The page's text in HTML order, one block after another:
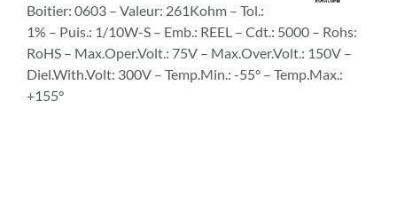
Boitier: 0603 – Valeur: 261Kohm – Tol.:
1% – Puis.: 1/10W-S – Emb.: REEL – Cdt.: 5000 – Rohs:
RoHS – Max.Oper.Volt.: 75V – Max.Over.Volt.: 150V –
Diel.With.Volt: 300V – Temp.Min.: -55° – Temp.Max.:
+155°